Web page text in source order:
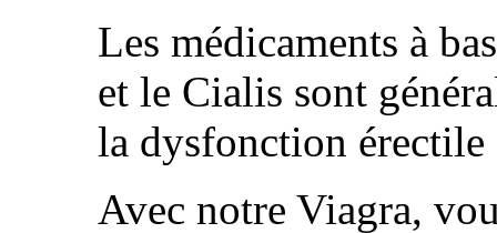
Les médicaments à
et le Cialis sont
la dysfonction érectile
Avec notre Viagra,